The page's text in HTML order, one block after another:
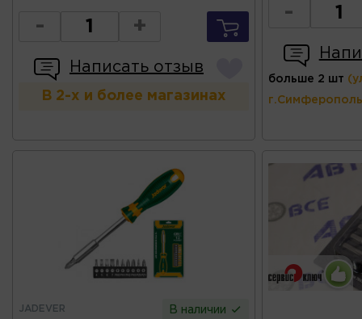
- +
Написать отзыв
В 2-х и более магазинах
-
больше 2 шт
JADEVER В наличии